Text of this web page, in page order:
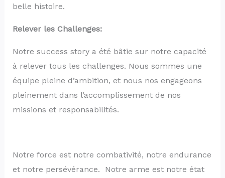
belle histoire.
Relever les Challenges:
Notre success story a été bâtie sur notre capacité
à relever tous les challenges. Nous sommes une
équipe pleine d’ambition, et nous nos engageons
pleinement dans l’accomplissement de nos
missions et responsabilités.
Notre force est notre combativité, notre endurance
et notre persévérance. Notre arme est notre état